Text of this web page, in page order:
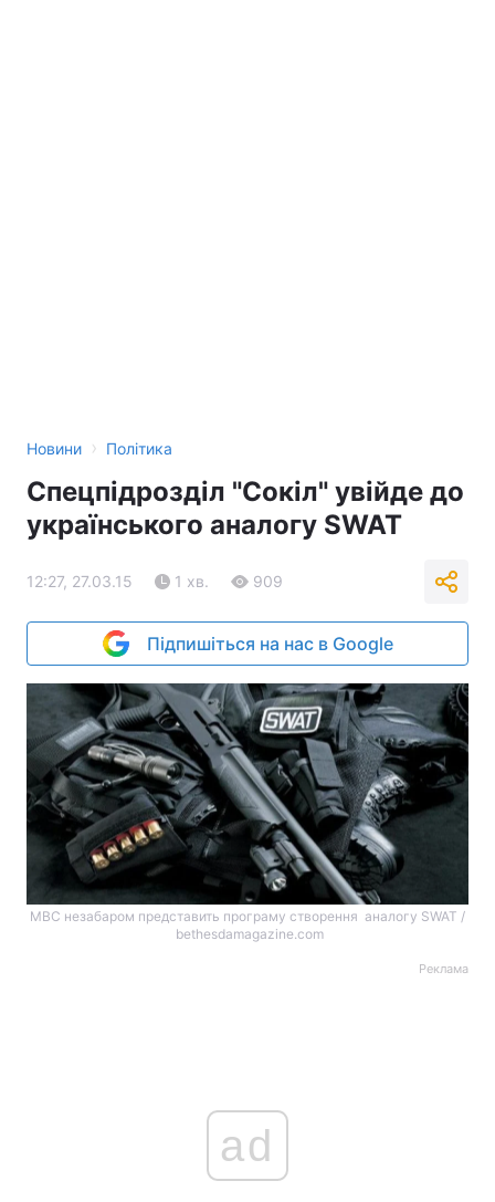
Новини › Політика
Спецпідрозділ "Сокіл" увійде до
українського аналогу SWAT
12:27, 27.03.15 1 хв. 909
Підпишіться на нас в Google
МВС незабаром представить програму створення аналогу SWAT /
bethesdamagazine.com
Реклама
ad